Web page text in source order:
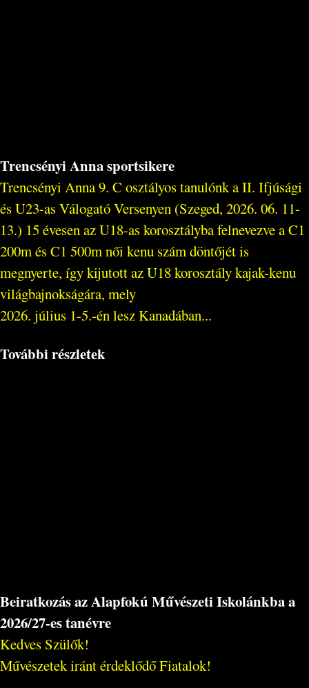
Trencsényi Anna sportsikere
Trencsényi Anna 9. C osztályos tanulónk a II. Ifjúsági
és U23-as Válogató Versenyen (Szeged, 2026. 06. 11-
13.) 15 évesen az U18-as korosztályba felnevezve a C1
200m és C1 500m női kenu szám döntőjét is
megnyerte, így kijutott az U18 korosztály kajak-kenu
világbajnokságára, mely
2026. július 1-5.-én lesz Kanadában...
További részletek
Beiratkozás az Alapfokú Művészeti Iskolánkba a
2026/27-es tanévre
Kedves Szülők!
Művészetek iránt érdeklődő Fiatalok!